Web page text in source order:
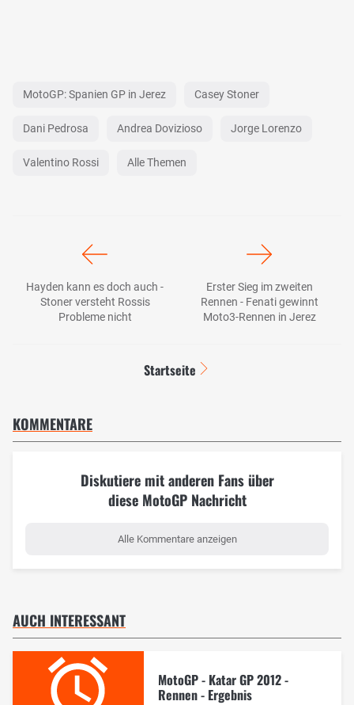
MotoGP: Spanien GP in Jerez Casey Stoner
Dani Pedrosa Andrea Dovizioso Jorge Lorenzo
Valentino Rossi Alle Themen
Hayden kann es doch auch -
Stoner versteht Rossis
Probleme nicht
Erster Sieg im zweiten
Rennen - Fenati gewinnt
Moto3-Rennen in Jerez
Startseite
KOMMENTARE
Diskutiere mit anderen Fans über
diese MotoGP Nachricht
Alle Kommentare anzeigen
AUCH INTERESSANT
MotoGP - Katar GP 2012 -
Rennen - Ergebnis